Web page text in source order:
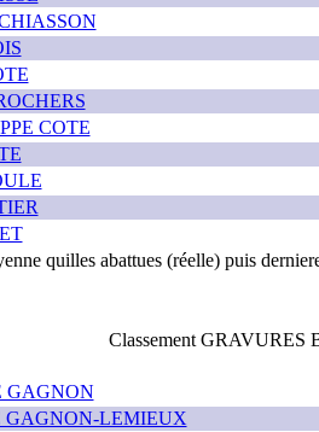
COTE
quilles abattues (réelle) puis
Classement GRAVURES
GAGNON
GAGNON-LEMIEUX